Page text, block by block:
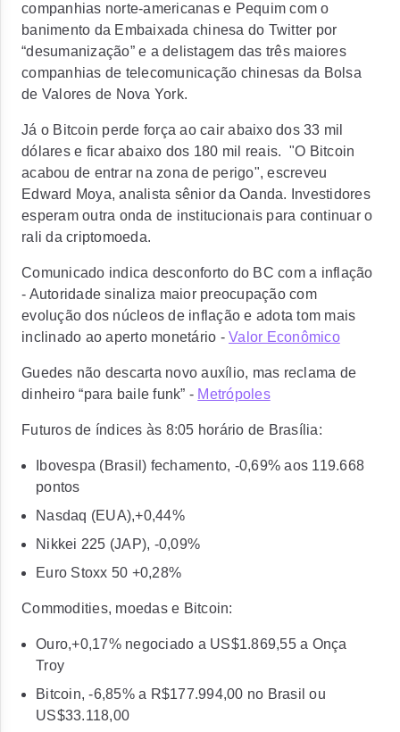
companhias norte-americanas e Pequim com o
banimento da Embaixada chinesa do Twitter por
“desumanização” e a delistagem das três maiores
companhias de telecomunicação chinesas da Bolsa
de Valores de Nova York.
Já o Bitcoin perde força ao cair abaixo dos 33 mil
dólares e ficar abaixo dos 180 mil reais. "O Bitcoin
acabou de entrar na zona de perigo", escreveu
Edward Moya, analista sênior da Oanda. Investidores
esperam outra onda de institucionais para continuar o
rali da criptomoeda.
Comunicado indica desconforto do BC com a inflação
- Autoridade sinaliza maior preocupação com
evolução dos núcleos de inflação e adota tom mais
inclinado ao aperto monetário - Valor Econômico
Guedes não descarta novo auxílio, mas reclama de
dinheiro “para baile funk” - Metrópoles
Futuros de índices às 8:05 horário de Brasília:
Ibovespa (Brasil) fechamento, -0,69% aos 119.668
pontos
Nasdaq (EUA),+0,44%
Nikkei 225 (JAP), -0,09%
Euro Stoxx 50 +0,28%
Commodities, moedas e Bitcoin:
Ouro,+0,17% negociado a US$1.869,55 a Onça
Troy
Bitcoin, -6,85% a R$177.994,00 no Brasil ou
US$33.118,00